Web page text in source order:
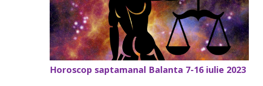
Horoscop saptamanal Balanta 7-16 iulie 2023